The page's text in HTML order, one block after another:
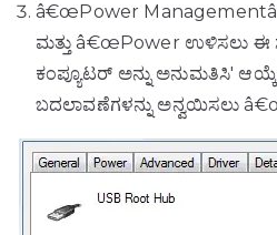
â€œPower
ಮತ್ತು â€œPower ಉಳಿಸಲು ಈ
ಕಂಪ್ಯೂಟರ್ ಅನ್ನು ಅನುಮತಿಸಿ'
ಬದಲಾವಣೆಗಳನ್ನು ಅನ್ವಯಿಸಲು